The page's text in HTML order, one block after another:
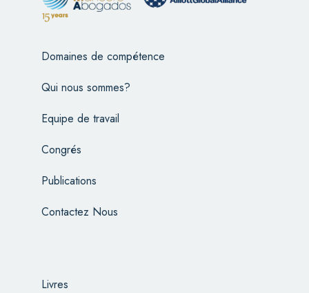
Domaines de compétence
Qui nous sommes?
Equipe de travail
Congrés
Publications
Contactez Nous
Livres